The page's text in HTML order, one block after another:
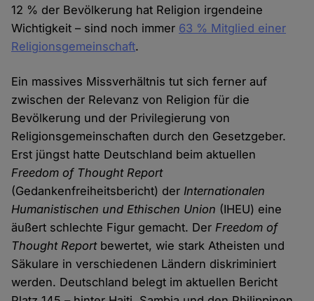
12 % der Bevölkerung hat Religion irgendeine
Wichtigkeit – sind noch immer 63 % Mitglied einer
Religionsgemeinschaft.
Ein massives Missverhältnis tut sich ferner auf
zwischen der Relevanz von Religion für die
Bevölkerung und der Privilegierung von
Religionsgemeinschaften durch den Gesetzgeber.
Erst jüngst hatte Deutschland beim aktuellen
Freedom of Thought Report
(Gedankenfreiheitsbericht) derInternationalen
Humanistischen und Ethischen Union (IHEU) eine
äußert schlechte Figur gemacht. DerFreedom of
Thought Reportbewertet, wie stark Atheisten und
Säkulare in verschiedenen Ländern diskriminiert
werden. Deutschland belegt im aktuellen Bericht